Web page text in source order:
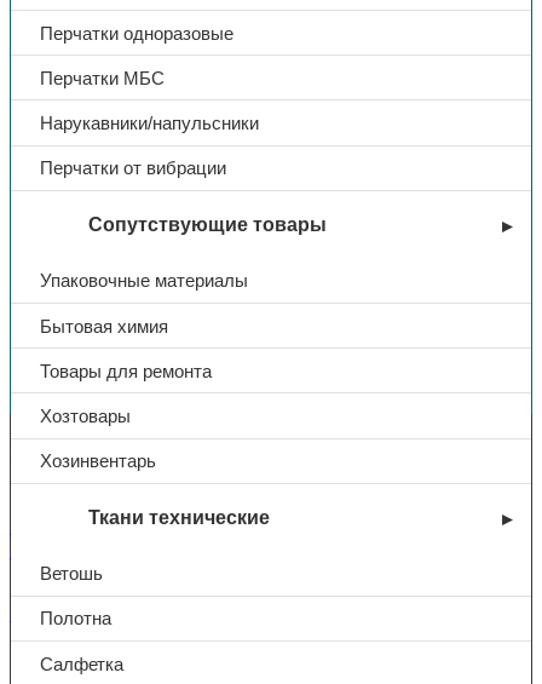
Перчатки одноразовые
Перчатки МБС
Нарукавники/напульсники
Перчатки от вибрации
Сопутствующие товары
Упаковочные материалы
Бытовая химия
Товары для ремонта
Хозтовары
Хозинвентарь
Ткани технические
Ветошь
Полотна
Салфетка
Вы недавно смотрели
Контакты
+7 (831) 214-01-31
101@adk52.ru